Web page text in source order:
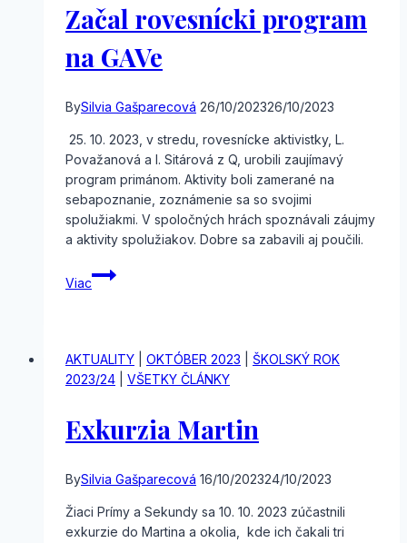
Začal rovesnícki program
na GAVe
BySilvia Gašparecová 26/10/202326/10/2023
25. 10. 2023, v stredu, rovesnícke aktivistky, L.
Považanová a I. Sitárová z Q, urobili zaujímavý
program primánom. Aktivity boli zamerané na
sebapoznanie, zoznámenie sa so svojimi
spolužiakmi. V spoločných hrách spoznávali záujmy
a aktivity spolužiakov. Dobre sa zabavili aj poučili.
Viac
Začal
rovesnícki
GAVe
AKTUALITY OKTÓBER 2023
ŠKOLSKÝ ROK
2023/24
VŠETKY ČLÁNKY
Exkurzia Martin
BySilvia Gašparecová 16/10/202324/10/2023
Žiaci Prímy a Sekundy sa 10. 10. 2023 zúčastnili
exkurzie do Martina a okolia, kde ich čakali tri